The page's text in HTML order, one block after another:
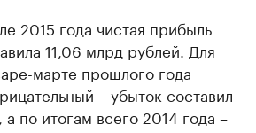
2015 года чистая прибыль
11,06 млрд рублей. Для
марте прошлого года
– убыток составил
по итогам всего 2014 года –